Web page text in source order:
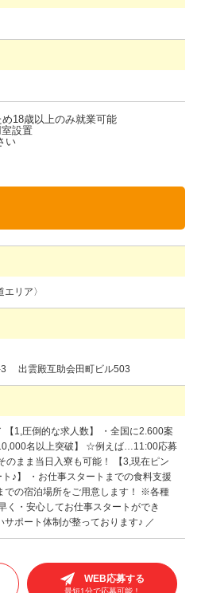
リア〉
3 出雲殿互助会田町ビル503
1,圧倒的な求人数】 ・全国に2.600案
名以上突破】 ☆例えば…11:00応募
まま当日入寮も可能！ 【3,現在ピン
♪】 ・お仕事スタートまでの食料支援
での宿泊場所をご用意します！ ※各種
く・安心してお仕事スタートができ
ポート体制が整っております♪ ／
WEB応募する
最短1分で応募可能！